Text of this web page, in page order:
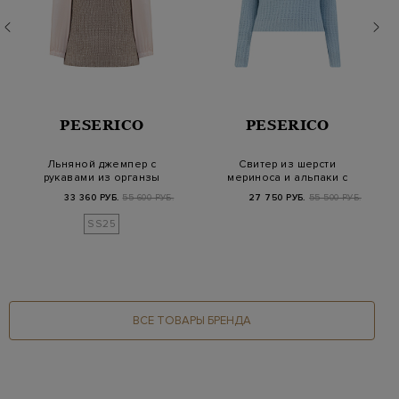
PESERICO
Льняной джемпер с
рукавами из органзы
33 360 РУБ. 55 600 РУБ.
SS25
PESERICO
Свитер из шерсти
мериноса и альпаки с
27 750 РУБ. 55 500 РУБ.
ВСЕ ТОВАРЫ БРЕНДА